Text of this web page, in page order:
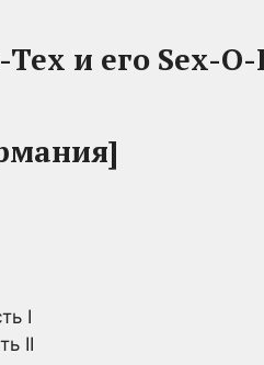
и его Sex-
I
II